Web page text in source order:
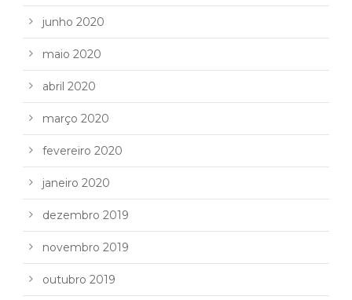
junho 2020
maio 2020
abril 2020
março 2020
fevereiro 2020
janeiro 2020
dezembro 2019
novembro 2019
outubro 2019